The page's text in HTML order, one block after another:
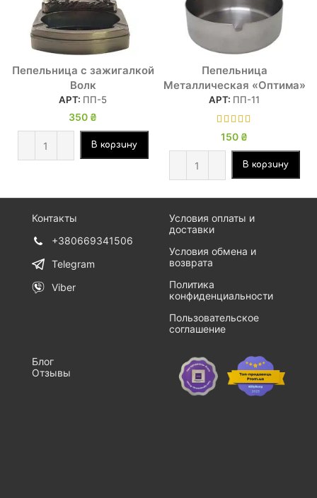
Пепельница с зажигалкой
Волк
АРТ: ПП-5
350 ₴
В корзину
Пепельница
Металлическая «Оптима»
АРТ: ПП-11
150 ₴
В корзину
Контакты
+380669341506
Telegram
Viber
Условия оплаты и
доставки
Условия обмена и
возврата
Политика
конфиденциальности
Пользовательское
соглашение
Блог
Отзывы